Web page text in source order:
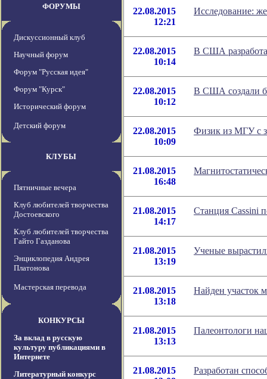
ФОРУМЫ
Дискуссионный клуб
Научный форум
Форум "Русская идея"
Форум "Курск"
Исторический форум
Детский форум
КЛУБЫ
Пятничные вечера
Клуб любителей творчества
Достоевского
Клуб любителей творчества
Гайто Газданова
Энциклопедия Андрея
Платонова
Мастерская перевода
КОНКУРСЫ
За вклад в русскую
культуру публикациями в
Интернете
Литературный конкурс
22.08.2015
12:21
Исследование:
22.08.2015
10:14
В США
22.08.2015
10:12
В США создали
22.08.2015
10:09
Физик из МГУ с
21.08.2015
16:48
21.08.2015
14:17
Станция Cassini
21.08.2015
13:19
Ученые
21.08.2015
13:18
Найден участок
21.08.2015
13:13
Палеонтологи
21.08.2015
Разработан